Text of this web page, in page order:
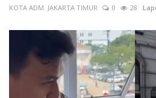
KOTA ADM. JAKARTA TIMUR
0 28